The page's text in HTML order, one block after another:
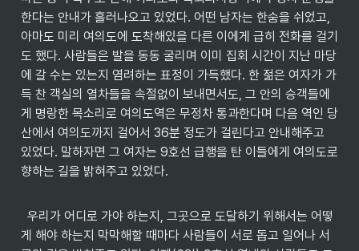
한다는 안내가 흘러나오고 있었다. 어떤 남자는 한숨을 쉬었고,
아마도 미리 여의도에 도착해있을 다른 이에게 급히 전화를 걸기
도 했다. 사람들은 발을 동동 굴리며 이미 집회 시간이 지난 마당
에 갈 수는 있는지 염려하는 표정이 가득했다. 한 젊은 여자가 가
득 찬 객실의 열차들을 속절없이 보내면서도, 그 안의 승객들에
게 명랑한 목소리로 여의도역은 무정차 통과한다며 다음 역인 당
산에서 여의도까지 걸어서 36분 정도가 걸린다고 안내해주고
있었다. 말하자면 그 여자는 9호선 급행을 탄 이들에게 여의도로
향하는 길을 밝혀주고 있었다.
게 해야 하는지 막막해할 때마다 사람들이 서로 돕고 일어나 서